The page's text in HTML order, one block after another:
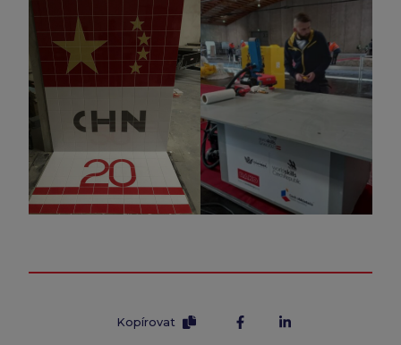
Kopírovat